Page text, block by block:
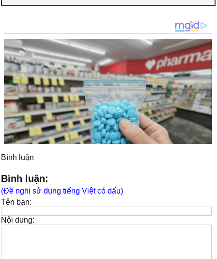
Bình luận
Bình luận:
(Đề nghị sử dụng tiếng Việt có dấu)
Tên bạn:
Nội dung: